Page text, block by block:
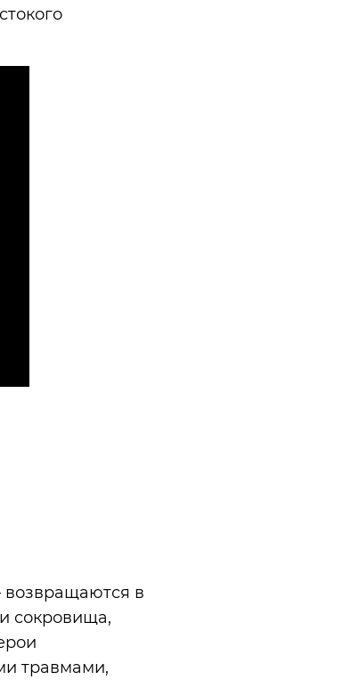
в
сокровища,
травмами,